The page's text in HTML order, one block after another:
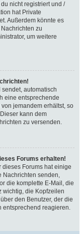
nicht registriert und /
hat Private
Außerdem könnte es
zu
um weitere
automatisch
eine entsprechende
jemandem erhältst, so
kann dem
zu versenden.
Forums erhalten!
dieses Forums hat einige
Nachrichten senden,
die komplette E-Mail, die
wichtig, die Kopfzeilen
den Benutzer, der die
entsprechend reagieren.